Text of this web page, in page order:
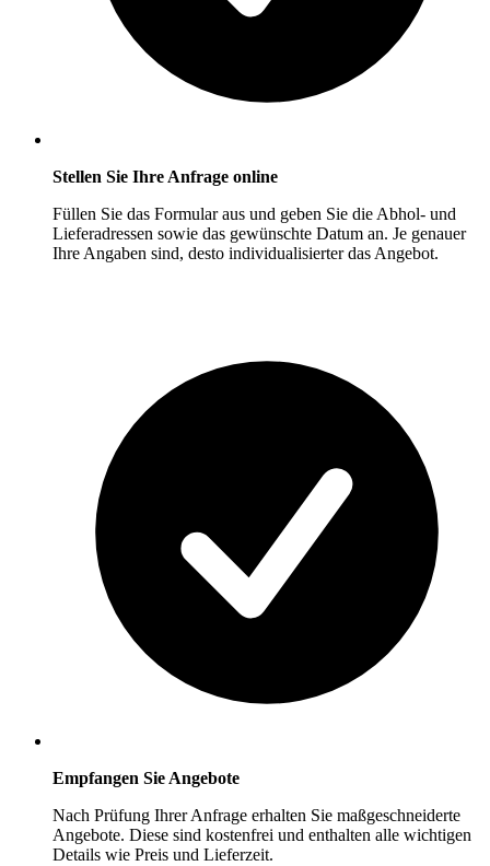
Stellen Sie Ihre Anfrage online
Füllen Sie das Formular aus und geben Sie die Abhol- und
Lieferadressen sowie das gewünschte Datum an. Je genauer
Ihre Angaben sind, desto individualisierter das Angebot.
Empfangen Sie Angebote
Nach Prüfung Ihrer Anfrage erhalten Sie maßgeschneiderte
Angebote. Diese sind kostenfrei und enthalten alle wichtigen
Details wie Preis und Lieferzeit.